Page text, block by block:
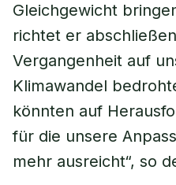
Gleichgewicht
richtet er
Vergangenheit auf
Klimawandel
könnten auf
für die unsere
mehr ausreicht“, so